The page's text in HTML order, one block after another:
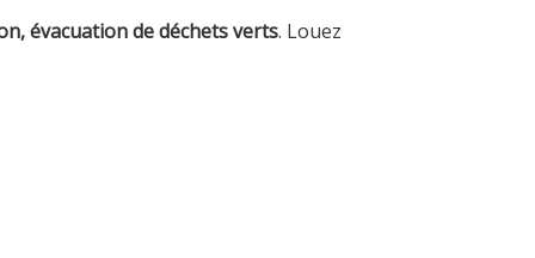
évacuation de déchets verts. Louez